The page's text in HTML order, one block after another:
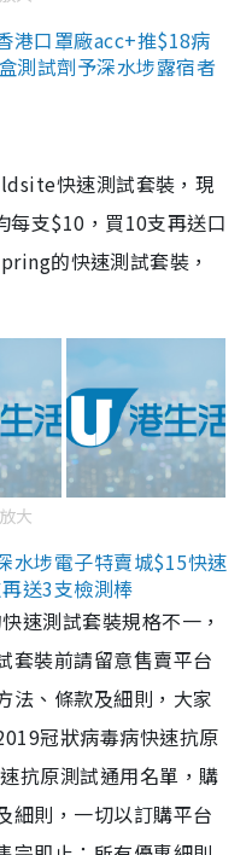
港口罩廠acc+推$18病
測試劑予深水埗露宿者
快速測試套裝，現
支$10，買10支再送口
的快速測試套裝，
大
水埗電子特賣城$15快速
送3支檢測棒
速測試套裝規格不一，
套裝前請留意售賣平台
法、條款及細則，大家
冠狀病毒病快速抗原
抗原測試通用名單，購
細則，一切以訂購平台